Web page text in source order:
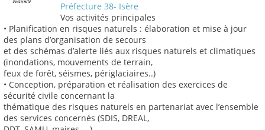
Préfecture 38- Isère
Vos activités principales
• Planification en risques naturels : élaboration et mise à jour
des plans d’organisation de secours
et des schémas d’alerte liés aux risques naturels et climatiques
(inondations, mouvements de terrain,
feux de forêt, séismes, périglaciaires..)
• Conception, préparation et réalisation des exercices de
sécurité civile concernant la
thématique des risques naturels en partenariat avec l’ensemble
des services concernés (SDIS, DREAL,